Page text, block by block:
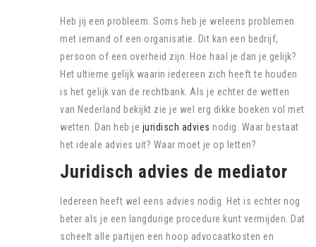
Heb jij een probleem. Soms heb je weleens problemen
met iemand of een organisatie. Dit kan een bedrijf,
persoon of een overheid zijn. Hoe haal je dan je gelijk?
Het ultieme gelijk waarin iedereen zich heeft te houden
is het gelijk van de rechtbank. Als je echter de wetten
van Nederland bekijkt zie je wel erg dikke boeken vol met
wetten. Dan heb je juridisch advies nodig. Waar bestaat
het ideale advies uit? Waar moet je op letten?
Juridisch advies de mediator
Iedereen heeft wel eens advies nodig. Het is echter nog
beter als je een langdurige procedure kunt vermijden. Dat
scheelt alle partijen een hoop advocaatkosten en